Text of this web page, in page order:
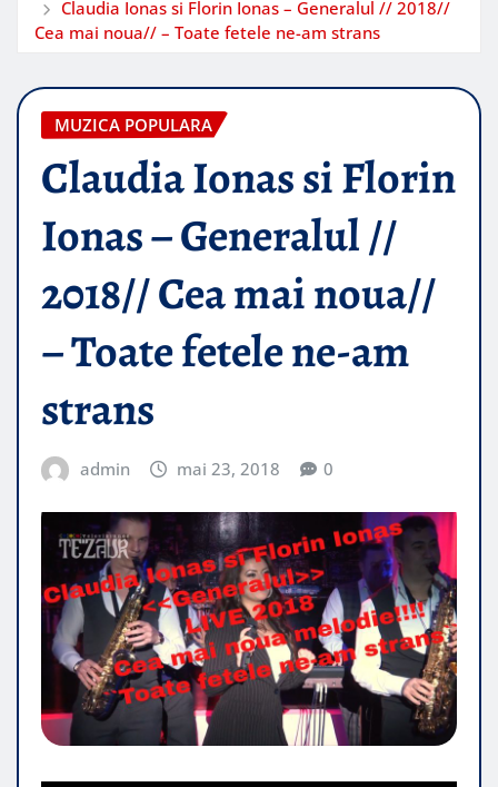
Claudia Ionas si Florin Ionas – Generalul // 2018//
Cea mai noua// – Toate fetele ne-am strans
MUZICA POPULARA
Claudia Ionas si Florin
Ionas – Generalul //
2018// Cea mai noua//
– Toate fetele ne-am
strans
admin mai 23, 2018 0